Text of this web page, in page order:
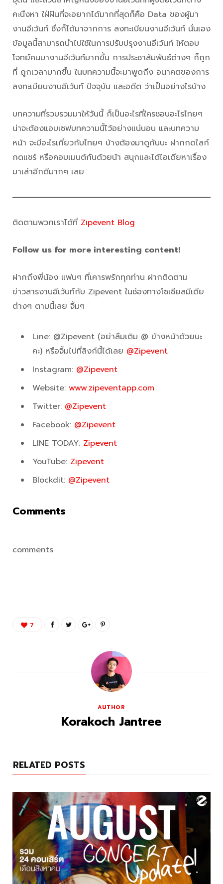
คะนึงหา ใฝ่ฝันที่จะอยากได้มากที่สุดก็คือ Data ของผู้มา
งานอีเว้นท์ ซึ่งก็ได้มาจากการ ลงทะเบียนงานอีเว้นท์ นั่นเอง
ข้อมูลนี้สามารถนำไปใช้ในการปรับปรุงงานอีเว้นท์ ให้ตอบ
โจทย์คนมางานอีเว้นท์มากขึ้น การประชาสัมพันธ์ต่างๆ ก็ถูก
ที่ ถูกเวลามากขึ้น ในบทความนี้จะมาพูดถึง อนาคตของการ
ลงทะเบียนงานอีเว้นท์ ปัจจุบัน และอดีต ว่าเป็นอย่างไรบ้าง
บทความที่รวบรวมมาให้วันนี้ ก็เป็นอะไรที่ใครชอบอะไรไทยๆ
น่าจะต้องแอบเซฟบทความนี้ไว้อย่างแน่นอน และบทความ
หน้า จะมีอะไรเกี่ยวกับไทยๆ บ้างต้องมาดูกันนะ ฝากกดไลก์
กดแชร์ หรือคอมเมนต์กันด้วยน้า สนุกและได้ไอเดียหาเรื่อง
มาเล่าอีกดีมากๆ เลย
ติดตามพวกเราได้ที่ Zipevent Blog
Follow us for more interesting content!
ฝากถึงพี่น้อง แฟนๆ ที่เคารพรักทุกท่าน ฝากติดตาม
ข่าวสารงานอีเว้นท์กับ Zipevent ในช่องทางโซเชียลมีเดีย
ต่างๆ ตามนี้เลย จิ้มๆ
Line: @Zipevent (อย่าลืมเติม @ ข้างหน้าด้วยนะ
คะ) หรือจิ้มไปที่ลิงก์นี้ได้เลย @Zipevent
Instagram: @Zipevent
Website: www.zipeventapp.com
Twitter: @Zipevent
Facebook: @Zipevent
LINE TODAY: Zipevent
YouTube: Zipevent
Blockdit: @Zipevent
Comments
comments
7
AUTHOR
Korakoch Jantree
RELATED POSTS